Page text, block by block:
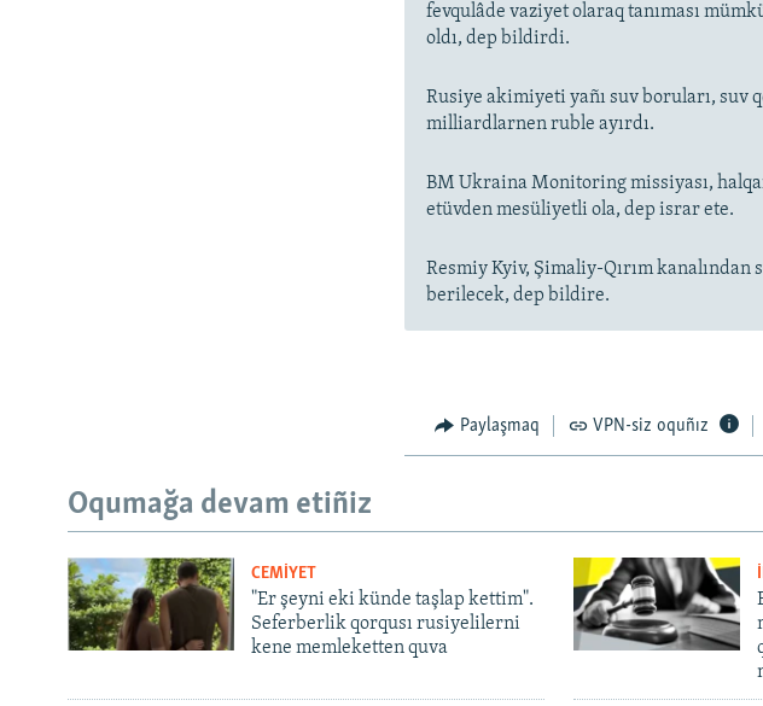
fevqulâde vaziyet olaraq tanıması
oldı, dep bildirdi.
Rusiye akimiyeti yañı suv boruları, suv
milliardlarnen ruble ayırdı.
BM Ukraina Monitoring missiyası,
etüvden mesüliyetli ola, dep israr ete.
Resmiy Kyiv, Şimaliy-Qırım kanalından
berilecek, dep bildire.
Paylaşmaq VPN-siz oquñız
Oqumağa devam etiñiz
CEMİYET
"Er şeyni eki künde taşlap kettim".
Seferberlik qorqusı rusiyelilerni
kene memleketten quva